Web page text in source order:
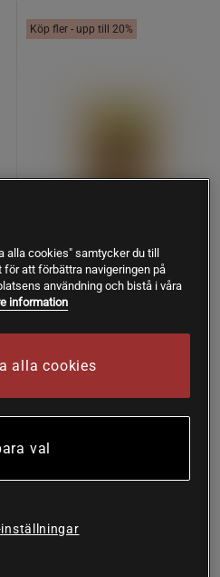
Köp fler - upp till 20%
Ekologiskt Maca Koncentrat
200 g
7 recensioner
Rawpowder
alla cookies" samtycker du till
för att förbättra navigeringen på
användning och bistå i våra
information
alla cookies
val
inställningar